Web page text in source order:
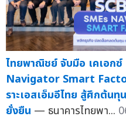
ไทยพาณิชย์ จับมือ เคเอกซ์
Navigator Smart
ราะเอสเอ็มอีไทย สู้ศึกต้นทุ
ยั่งยืน — ธนาคารไทยพา...